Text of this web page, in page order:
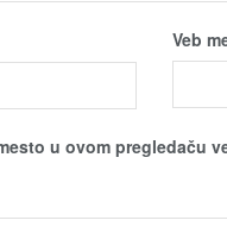
Veb
u ovom pregledaču